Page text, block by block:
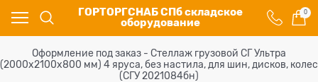
ГОРТОРГСНАБ СПб складское
оборудование
0
Оформление под заказ - Стеллаж грузовой СГ Ультра
(2000х2100х800 мм) 4 яруса, без настила, для шин, дисков, колес
(СГУ 2021084бн)